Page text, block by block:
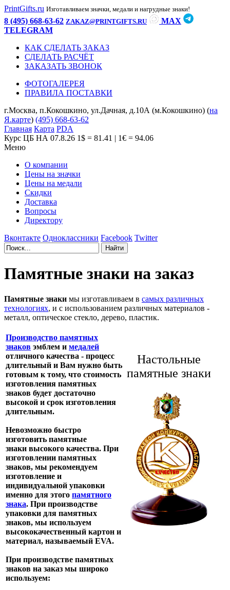
PrintGifts.ru Изготавливаем значки, медали и нагрудные знаки!
8 (495) 668-63-62 ZAKAZ@PRINTGIFTS.RU
MAX
TELEGRAM
КАК СДЕЛАТЬ ЗАКАЗ
СДЕЛАТЬ РАСЧЁТ
ЗАКАЗАТЬ ЗВОНОК
ФОТОГАЛЕРЕЯ
ПРАВИЛА ПОСТАВКИ
г.Москва, п.Кокошкино, ул.Дачная, д.10А (м.Кокошкино) (на
Я.карте) (495) 668-63-62
Главная Карта PDA
Курс ЦБ НА 07.8.26 1$ = 81.41 | 1€ = 94.06
Меню
О компании
Цены на значки
Цены на медали
Скидки
Доставка
Вопросы
Директору
Вконтакте Одноклассники Facebook Twitter
Памятные знаки на заказ
Памятные знаки мы изготавливаем в самых различных
технологиях, и с использованием различных материалов -
металл, оптическое стекло, дерево, пластик.
Производство памятных
знаков эмблем и медалей
отличного качества - процесс
длительный и Вам нужно быть
готовым к тому, что стоимость
изготовления памятных
знаков будет достаточно
высокой и срок изготовления
длительным.
Невозможно быстро
изготовить памятные
знаки высокого качества. При
изготовлении памятных
знаков, мы рекомендуем
изготовление и
индивидуальной упаковки
именно для этого памятного
знака. При производстве
упаковки для памятных
знаков, мы используем
высококачественный картон и
материал, называемый EVA.
При производстве памятных
знаков на заказ мы широко
используем:
Настольные
памятные знаки